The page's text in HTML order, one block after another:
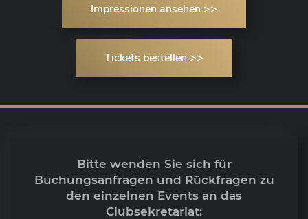
Impressionen ansehen >>
Tickets bestellen >>
Bitte wenden Sie sich für
Buchungsanfragen und Rückfragen zu
den einzelnen Events an das
Clubsekretariat: